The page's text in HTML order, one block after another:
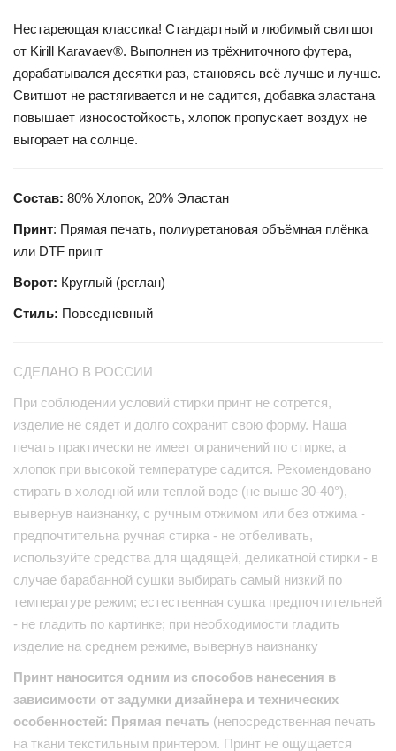
Нестареющая классика! Стандартный и любимый свитшот
от Kirill Karavaev®. Выполнен из трёхниточного футера,
дорабатывался десятки раз, становясь всё лучше и лучше.
Свитшот не растягивается и не садится, добавка эластана
повышает износостойкость, хлопок пропускает воздух не
выгорает на солнце.
Состав: 80% Хлопок, 20% Эластан
Принт: Прямая печать, полиуретановая объёмная плёнка
или DTF принт
Ворот: Круглый (реглан)
Стиль: Повседневный
СДЕЛАНО В РОССИИ
При соблюдении условий стирки принт не сотрется,
изделие не сядет и долго сохранит свою форму. Наша
печать практически не имеет ограничений по стирке, а
хлопок при высокой температуре садится. Рекомендовано
стирать в холодной или теплой воде (не выше 30-40°),
вывернув наизнанку, с ручным отжимом или без отжима -
предпочтительна ручная стирка - не отбеливать,
используйте средства для щадящей, деликатной стирки - в
случае барабанной сушки выбирать самый низкий по
температуре режим; естественная сушка предпочтительней
- не гладить по картинке; при необходимости гладить
изделие на среднем режиме, вывернув наизнанку
Принт наносится одним из способов нанесения в
зависимости от задумки дизайнера и технических
особенностей: Прямая печать (непосредственная печать
на ткани текстильным принтером. Принт не ощущается